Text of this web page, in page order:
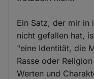
Ein Satz, der mir in
nicht gefallen hat,
"eine Identität, die
Rasse oder
Werten und